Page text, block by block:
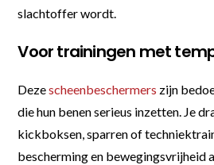
slachtoffer wordt.
Voor trainingen met
Dezescheenbeschermers zijn
die hun benen serieus inzetten. Je
kickboksen, sparren of
bescherming en bewegingsvrijheid